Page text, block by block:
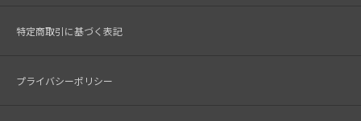
特定商取引に基づく表記
プライバシーポリシー